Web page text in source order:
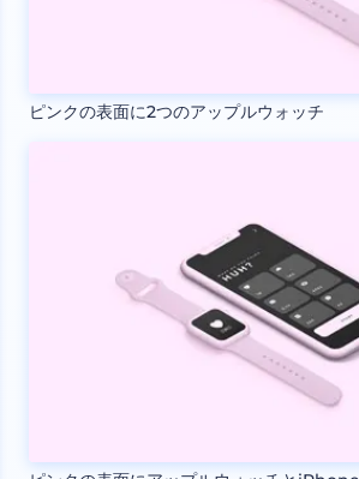
ピンクの表面に2つのアップルウォッチ